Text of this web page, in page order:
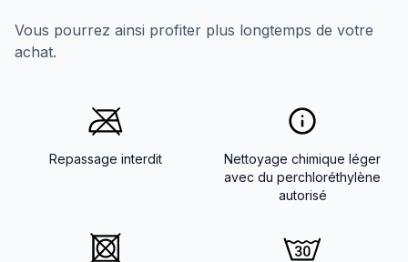
Vous pourrez ainsi profiter plus longtemps de votre
achat.
Repassage interdit
Nettoyage chimique léger
avec du perchloréthylène
autorisé